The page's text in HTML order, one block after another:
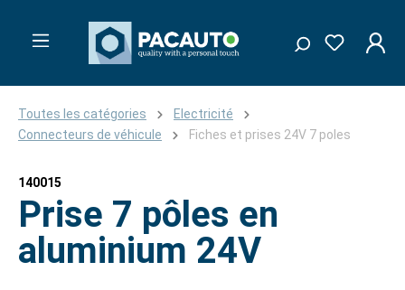
Toutes les catégories
Electricité
Connecteurs de véhicule
Fiches et prises 24V 7 poles
140015
Prise 7 pôles en
aluminium 24V